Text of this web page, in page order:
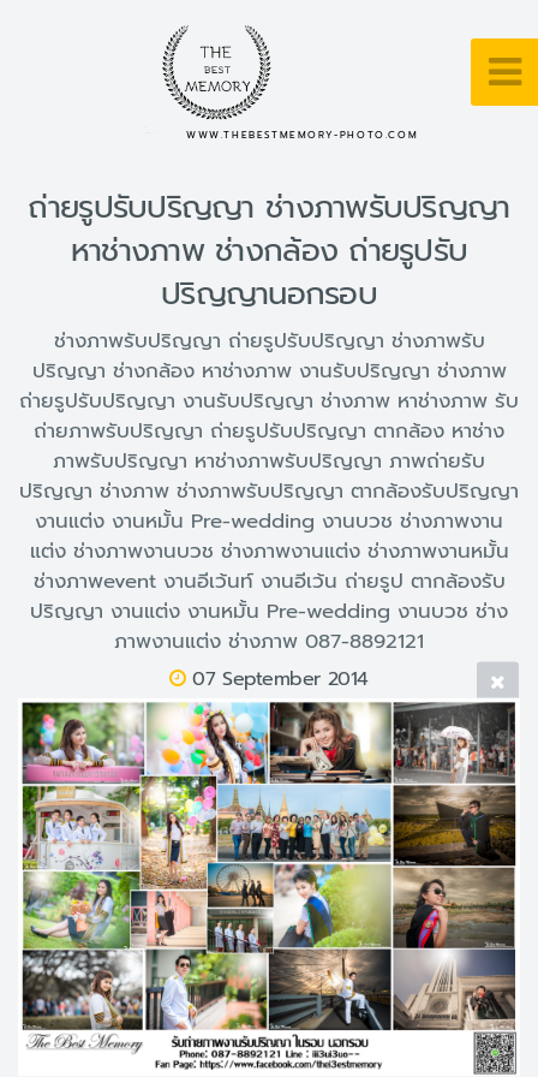
WWW.THEBESTMEMORY-PHOTO.COM
ถ่ายรูปรับปริญญา ช่างภาพรับปริญญา
หาช่างภาพ ช่างกล้อง ถ่ายรูปรับ
ปริญญานอกรอบ
ช่างภาพรับปริญญา ถ่ายรูปรับปริญญา ช่างภาพรับ
ปริญญา ช่างกล้อง หาช่างภาพ งานรับปริญญา ช่างภาพ
ถ่ายรูปรับปริญญา งานรับปริญญา ช่างภาพ หาช่างภาพ รับ
ถ่ายภาพรับปริญญา ถ่ายรูปรับปริญญา ตากล้อง หาช่าง
ภาพรับปริญญา หาช่างภาพรับปริญญา ภาพถ่ายรับ
ปริญญา ช่างภาพ ช่างภาพรับปริญญา ตากล้องรับปริญญา
งานแต่ง งานหมั้น Pre-wedding งานบวช ช่างภาพงาน
แต่ง ช่างภาพงานบวช ช่างภาพงานแต่ง ช่างภาพงานหมั้น
ช่างภาพevent งานอีเว้นท์ งานอีเว้น ถ่ายรูป ตากล้องรับ
ปริญญา งานแต่ง งานหมั้น Pre-wedding งานบวช ช่าง
ภาพงานแต่ง ช่างภาพ 087-8892121
07 September 2014